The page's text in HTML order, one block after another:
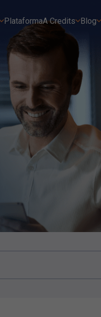
PlataformaA Credits Blog